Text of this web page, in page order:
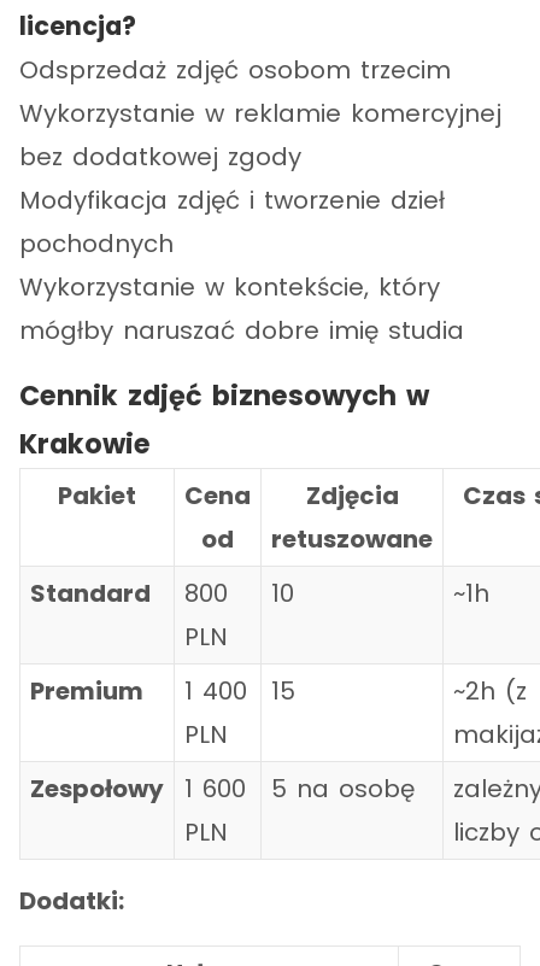
licencja?
Odsprzedaż zdjęć osobom trzecim
Wykorzystanie w reklamie komercyjnej
bez dodatkowej zgody
Modyfikacja zdjęć i tworzenie dzieł
pochodnych
Wykorzystanie w kontekście, który
mógłby naruszać dobre imię studia
Cennik zdjęć biznesowych w
Krakowie
Pakiet
Cena
od
Zdjęcia
retuszowane
Czas
Standard
800
PLN
10 ~1h
Premium
1 400
PLN
15
~2h (z
Zespołowy
1 600
PLN
5 na osobę
liczby
Dodatki: